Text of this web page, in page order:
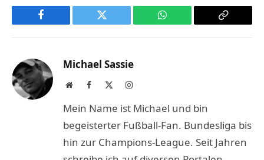
Facebook Twitter WhatsApp
Copy
Michael Sassie
WebsiteFacebook Instagram
Mein Name ist Michael und bin
begeisterter Fußball-Fan. Bundesliga bis
hin zur Champions-League. Seit Jahren